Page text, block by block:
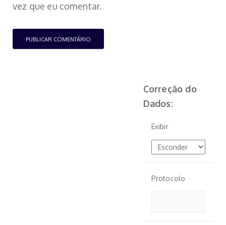
vez que eu comentar.
Correção do
Dados:
Exibir
Protocolo